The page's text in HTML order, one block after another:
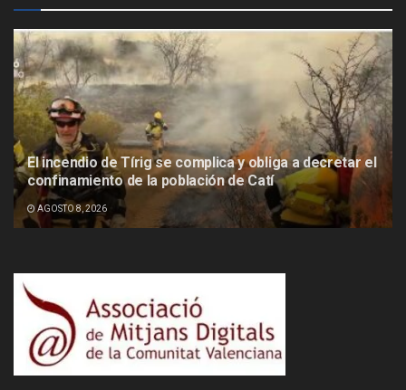
El incendio de Tírig se complica y obliga a decretar el
confinamiento de la población de Catí
AGOSTO 8, 2026